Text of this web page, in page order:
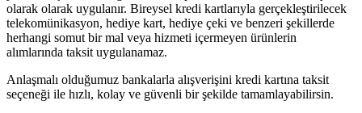
olarak olarak uygulanır. Bireysel kredi kartlarıyla gerçekleştirilecek
telekomünikasyon, hediye kart, hediye çeki ve benzeri şekillerde
herhangi somut bir mal veya hizmeti içermeyen ürünlerin
alımlarında taksit uygulanamaz.
Anlaşmalı olduğumuz bankalarla alışverişini kredi kartına taksit
seçeneği ile hızlı, kolay ve güvenli bir şekilde tamamlayabilirsin.